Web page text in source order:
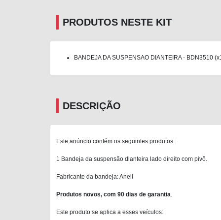
PRODUTOS NESTE KIT
BANDEJA DA SUSPENSAO DIANTEIRA - BDN3510
DESCRIÇÃO
Este anúncio contém os seguintes produtos:
1 Bandeja da suspensão dianteira lado direito com pivô.
Fabricante da bandeja: Aneli
Produtos novos, com 90 dias de garantia.
Este produto se aplica a esses veículos: